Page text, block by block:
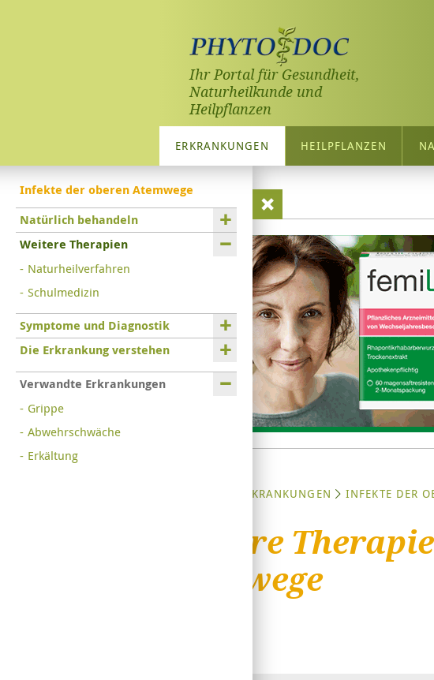
Ihr Portal für Gesundheit,
Naturheilkunde und
Heilpflanzen
ERKRANKUNGEN HEILPFLANZEN
ERKRANKUNGEN INFEKTE DER
Weitere
Atemwege
Infekte der oberen Atemwege
Natürlich behandeln
Weitere Therapien
Naturheilverfahren
Schulmedizin
Symptome und Diagnostik
Die Erkrankung verstehen
Verwandte Erkrankungen
Grippe
Abwehrschwäche
Erkältung